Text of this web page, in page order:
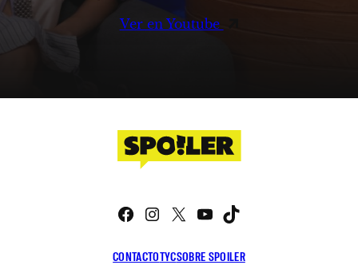
Ver en Youtube
CONTACTOTYCSOBRE SPOILER
Facebook
Instagram
X YouTube